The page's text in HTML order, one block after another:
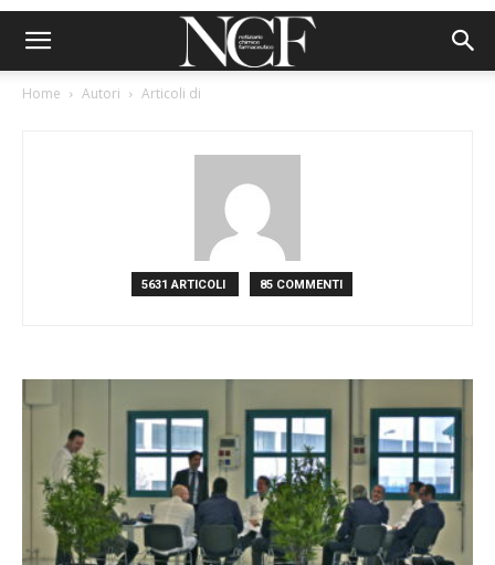
Home Autori Articoli di
5631 ARTICOLI 85 COMMENTI